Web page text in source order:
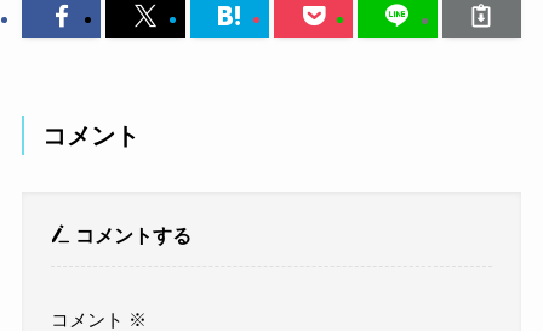
コメント
コメントする
コメント ※